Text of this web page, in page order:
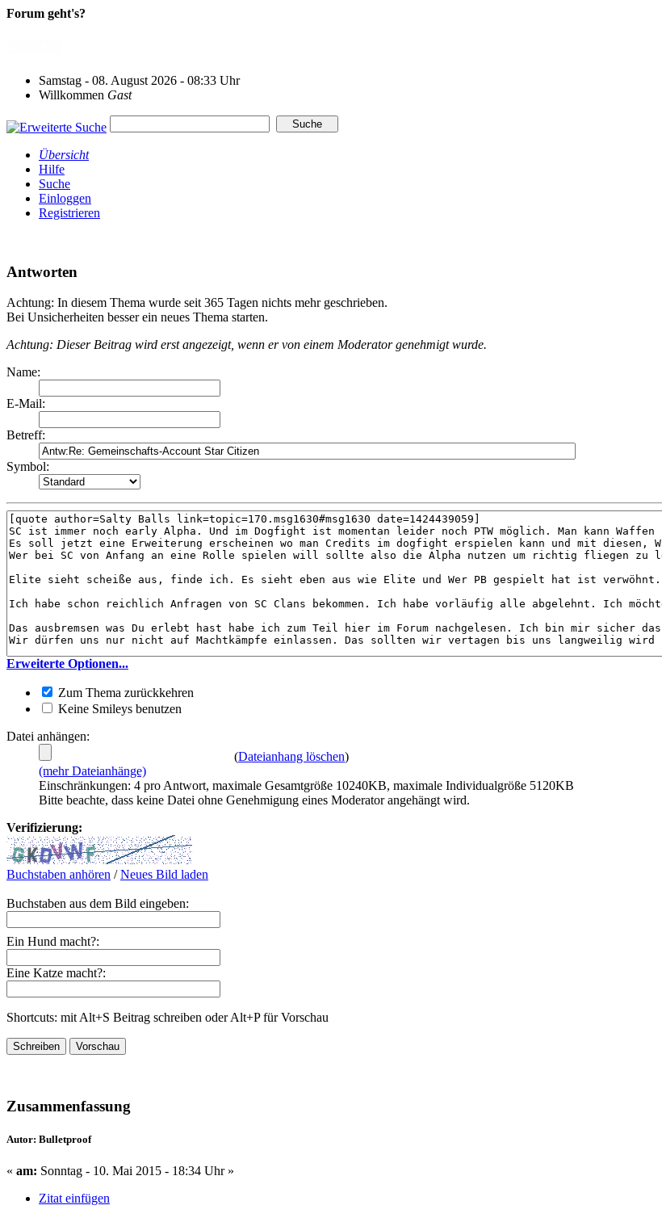
Forum geht's?
Samstag - 08. August 2026 - 08:33 Uhr
Willkommen Gast
Übersicht
Hilfe
Suche
Einloggen
Registrieren
Antworten
Achtung: In diesem Thema wurde seit 365 Tagen nichts mehr geschrieben.
Bei Unsicherheiten besser ein neues Thema starten.
Achtung: Dieser Beitrag wird erst angezeigt, wenn er von einem Moderator genehmigt wurde.
Name:
E-Mail:
Betreff:
Symbol:
Erweiterte Optionen...
Zum Thema zurückkehren
Keine Smileys benutzen
Datei anhängen:
(Dateianhang löschen)
(mehr Dateianhänge)
Einschränkungen: 4 pro Antwort, maximale Gesamtgröße 10240KB, maximale Individualgröße 5120KB
Bitte beachte, dass keine Datei ohne Genehmigung eines Moderator angehängt wird.
Verifizierung:
Buchstaben anhören /Neues Bild laden
Buchstaben aus dem Bild eingeben:
Ein Hund macht?:
Eine Katze macht?:
Shortcuts: mit Alt+S Beitrag schreiben oder Alt+P für Vorschau
Zusammenfassung
Autor: Bulletproof
« am: Sonntag - 10. Mai 2015 - 18:34 Uhr »
Zitat einfügen